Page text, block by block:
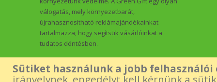
Sütiket használunk a jobb felhasználói
irányelvnek, engedélyt kell kérnünk a
válogatás, mely környezetbarát,
újrahasznosítható reklámajándékainkat
tartalmazza, hogy segítsük vásárlóinkat a
tudatos döntésben.